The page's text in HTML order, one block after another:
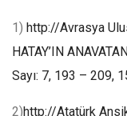
1) http://Avrasya
HATAY’IN
Sayı: 7, 193 – 209,
2)http://Atatürk